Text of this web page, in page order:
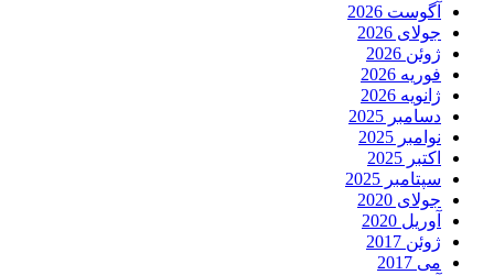
آگوست 2026
جولای 2026
ژوئن 2026
فوریه 2026
ژانویه 2026
دسامبر 2025
نوامبر 2025
اکتبر 2025
سپتامبر 2025
جولای 2020
آوریل 2020
ژوئن 2017
می 2017